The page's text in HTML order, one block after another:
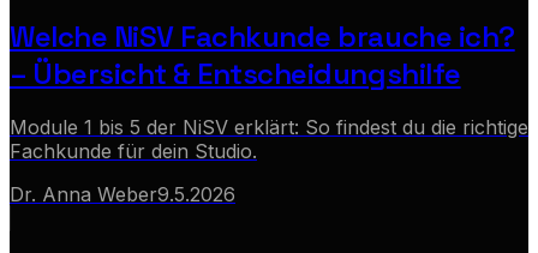
Welche NiSV Fachkunde brauche ich?
– Übersicht & Entscheidungshilfe
Module 1 bis 5 der NiSV erklärt: So findest du die richtige
Fachkunde für dein Studio.
Dr. Anna Weber9.5.2026